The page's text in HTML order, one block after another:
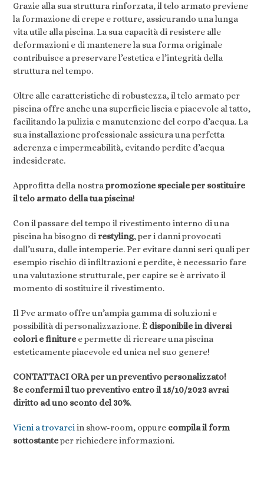
Grazie alla sua struttura rinforzata, il telo armato previene
la formazione di crepe e rotture, assicurando una lunga
vita utile alla piscina. La sua capacità di resistere alle
deformazioni e di mantenere la sua forma originale
contribuisce a preservare l’estetica e l’integrità della
struttura nel tempo.
Oltre alle caratteristiche di robustezza, il telo armato per
piscina offre anche una superficie liscia e piacevole al tatto,
facilitando la pulizia e manutenzione del corpo d’acqua. La
sua installazione professionale assicura una perfetta
aderenza e impermeabilità, evitando perdite d’acqua
indesiderate.
Approfitta della nostrapromozione speciale per sostituire
il telo armato della tua piscina!
Con il passare del tempo il rivestimento interno di una
piscina ha bisogno di restyling, per i danni provocati
dall’usura, dalle intemperie. Per evitare danni seri quali per
esempio rischio di infiltrazioni e perdite, è necessario fare
una valutazione strutturale, per capire se è arrivato il
momento di sostituire il rivestimento.
Il Pvc armato offre un’ampia gamma di soluzioni e
possibilità di personalizzazione. È disponibile in diversi
colori e finiture e permette di ricreare una piscina
esteticamente piacevole ed unica nel suo genere!
CONTATTACI ORA per un preventivo personalizzato!
Se confermi il tuo preventivo entro il 15/10/2023 avrai
diritto ad uno sconto del 30%.
Vieni a trovarciin show-room, oppure compila il form
sottostanteper richiedere informazioni.